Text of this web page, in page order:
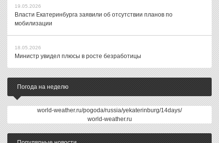
19.05.2026
Власти Екатеринбурга заявили об отсутствии планов по
мобилизации
18.05.2026
Министр увидел плюсы в росте безработицы
Погода на неделю
world-weather.ru/pogoda/russia/yekaterinburg/14days/
world-weather.ru